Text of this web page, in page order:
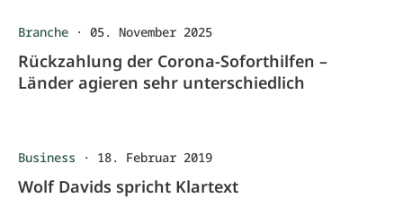
Branche · 05. November 2025
Rückzahlung der Corona-Soforthilfen –
Länder agieren sehr unterschiedlich
Business · 18. Februar 2019
Wolf Davids spricht Klartext